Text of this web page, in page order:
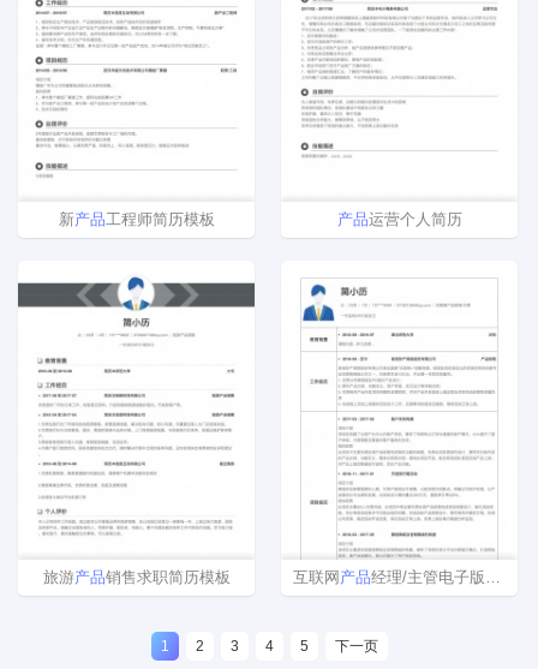
新产品工程师简历模板 产品运营个人简历
旅游产品销售求职简历模板 互联网 产品经理/主管电子版word简历模板
1 2 3 4 5 下一页